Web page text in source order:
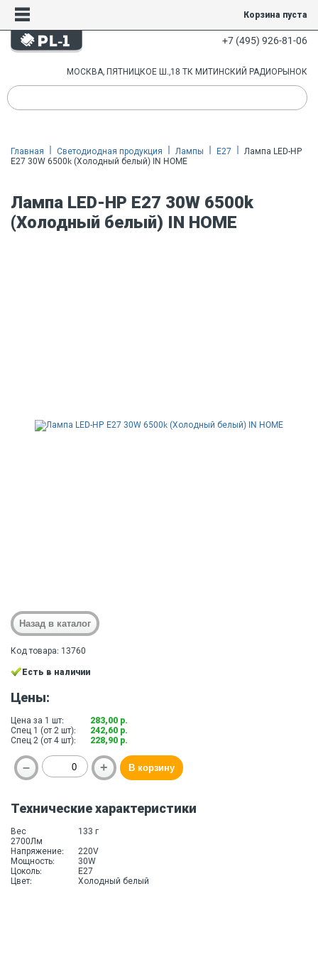
Корзина пуста
+7 (495) 926-81-06
МОСКВА, ПЯТНИЦКОЕ Ш.,18 ТК МИТИНСКИЙ РАДИОРЫНОК
Главная Светодиодная продукция Лампы E27
Лампа LED-HP
E27 30W 6500k (Холодный белый) IN HOME
Лампа LED-HP E27 30W 6500k
(Холодный белый) IN HOME
Код товара: 13760
Есть в наличии
Цены:
Цена за 1 шт:
283,00 р.
Спец 1 (от 2 шт):
242,60 р.
Спец 2 (от 4 шт):
228,90 р.
Технические характеристики
Вес
133 г
2700Лм
Напряжение:
220V
Мощность:
30W
Цоколь:
E27
Цвет:
Холодный белый